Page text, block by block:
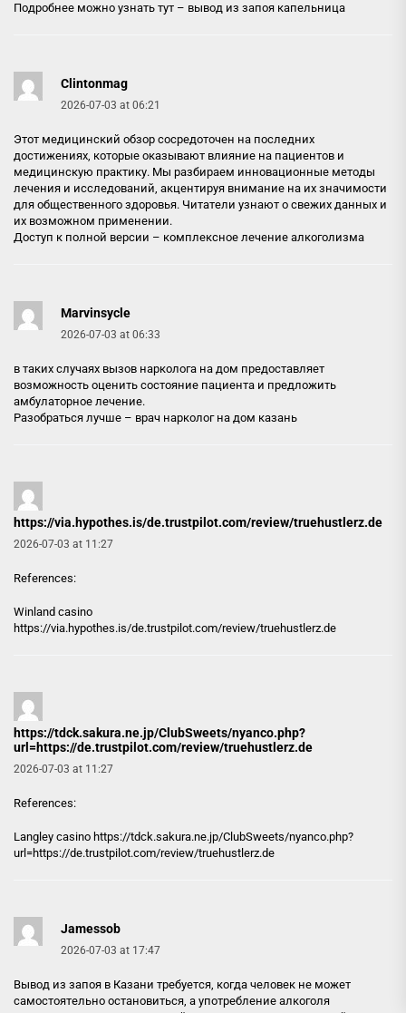
Подробнее можно узнать тут – вывод из запоя капельница
Clintonmag
2026-07-03 at 06:21
Этот медицинский обзор сосредоточен на последних
достижениях, которые оказывают влияние на пациентов и
медицинскую практику. Мы разбираем инновационные методы
лечения и исследований, акцентируя внимание на их значимости
для общественного здоровья. Читатели узнают о свежих данных и
их возможном применении.
Доступ к полной версии – комплексное лечение алкоголизма
Marvinsycle
2026-07-03 at 06:33
в таких случаях вызов нарколога на дом предоставляет
возможность оценить состояние пациента и предложить
амбулаторное лечение.
Разобраться лучше – врач нарколог на дом казань
https://via.hypothes.is/de.trustpilot.com/review/truehustlerz.de
2026-07-03 at 11:27
References:
Winland casino
https://via.hypothes.is/de.trustpilot.com/review/truehustlerz.de
https://tdck.sakura.ne.jp/ClubSweets/nyanco.php?
url=https://de.trustpilot.com/review/truehustlerz.de
2026-07-03 at 11:27
References:
Langley casino https://tdck.sakura.ne.jp/ClubSweets/nyanco.php?
url=https://de.trustpilot.com/review/truehustlerz.de
Jamessob
2026-07-03 at 17:47
Вывод из запоя в Казани требуется, когда человек не может
самостоятельно остановиться, а употребление алкоголя